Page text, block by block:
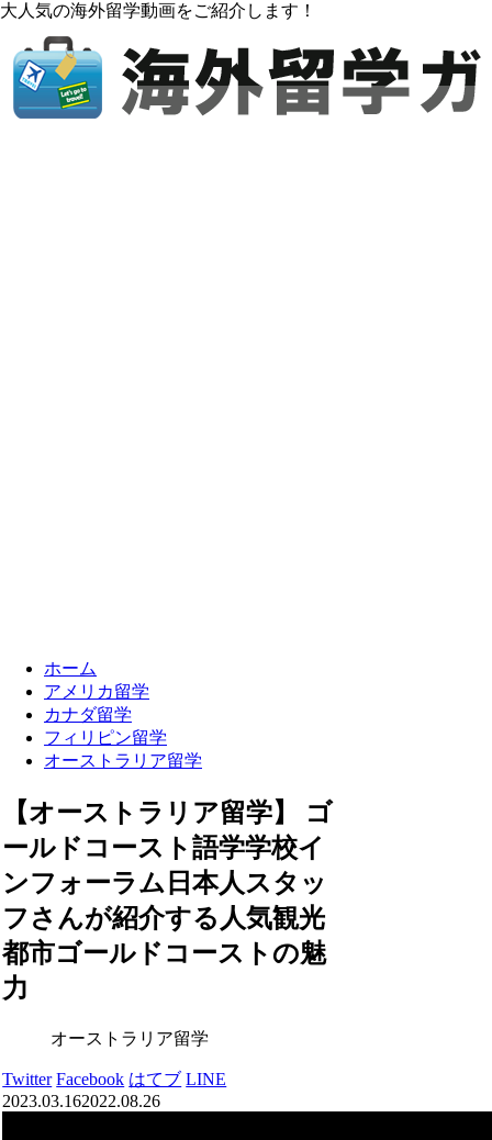
大人気の海外留学動画をご紹介します！
ホーム
アメリカ留学
カナダ留学
フィリピン留学
オーストラリア留学
【オーストラリア留学】 ゴ
ールドコースト語学学校イ
ンフォーラム日本人スタッ
フさんが紹介する人気観光
都市ゴールドコーストの魅
力
オーストラリア留学
Twitter Facebook はてブ LINE
2023.03.162022.08.26